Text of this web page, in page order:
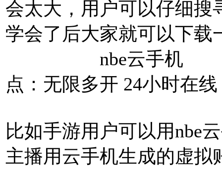
会太大，用户可以仔细搜
学会了后大家就可以下载
nbe云手机 类
点：无限多开 24小时
比如手游用户可以用nbe
主播用云手机生成的虚拟